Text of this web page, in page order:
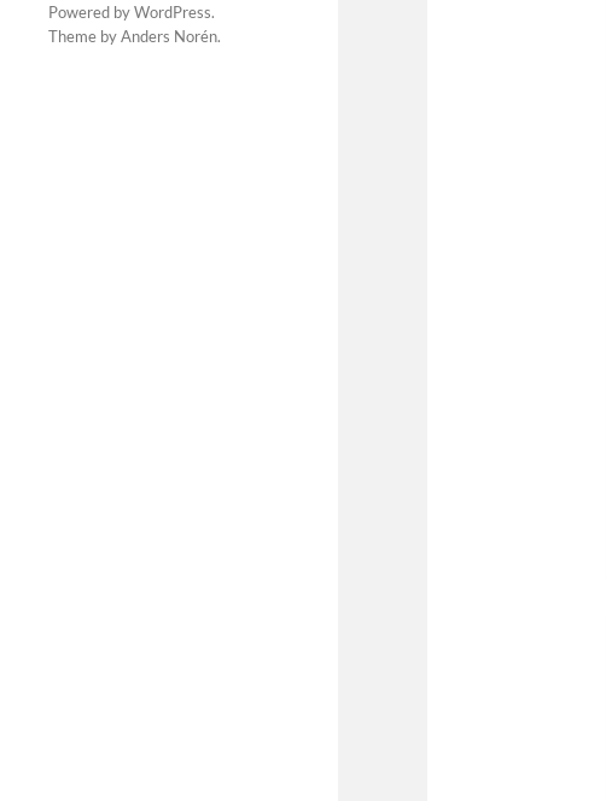
Powered byWordPress.
Theme byAnders Norén.